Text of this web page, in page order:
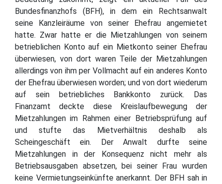
Bundesfinanzhofs (BFH), in dem ein Rechtsanwalt
seine Kanzleiräume von seiner Ehefrau angemietet
hatte. Zwar hatte er die Mietzahlungen von seinem
betrieblichen Konto auf ein Mietkonto seiner Ehefrau
überwiesen, von dort waren Teile der Mietzahlungen
allerdings von ihm per Vollmacht auf ein anderes Konto
der Ehefrau überwiesen worden; und von dort wiederum
auf sein betriebliches Bankkonto zurück. Das
Finanzamt deckte diese Kreislaufbewegung der
Mietzahlungen im Rahmen einer Betriebsprüfung auf
und stufte das Mietverhältnis deshalb als
Scheingeschäft ein. Der Anwalt durfte seine
Mietzahlungen in der Konsequenz nicht mehr als
Betriebsausgaben absetzen, bei seiner Frau wurden
keine Vermietungseinkünfte anerkannt. Der BFH sah in